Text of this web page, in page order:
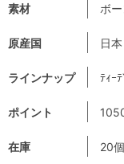
素材 ボ
原産国 日本
ラインナップ ﾃｨｰ
ポイント
在庫 20